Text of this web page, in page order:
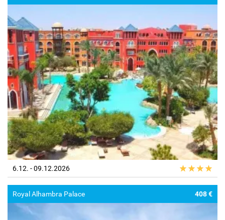
6.12. - 09.12.2026
Royal Alhambra Palace 408 €